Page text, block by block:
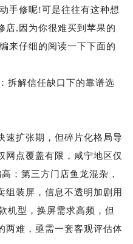
手修呢!可是往往有这种想
店,因为你很难买到苹果的
来仔细的阅读一下下面的
拆解信任缺口下的靠谱选
速扩张期，但碎片化格局导
网点覆盖有限，咸宁地区仅
；第三方门店鱼龙混杂，
组装屏，信息不透明加剧用
机型，换屏需求高频，但
两难，亟需一套客观评估体